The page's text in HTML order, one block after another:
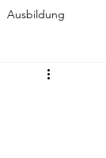
Ausbildung